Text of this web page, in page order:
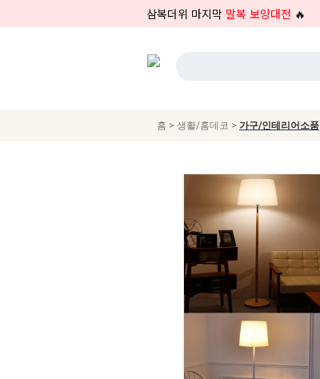
삼복더위 마지막 말복 보양대전 🔥
홈 > 생활/홈데코 > 가구/인테리어소품